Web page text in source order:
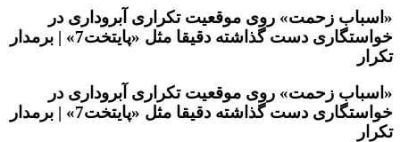
«اسباب زحمت» روی موقعیت تکراری آبروداری در
خواستگاری دست گذاشته دقیقا مثل «پایتخت7» | برمدار
تکرار
«اسباب زحمت» روی موقعیت تکراری آبروداری در
خواستگاری دست گذاشته دقیقا مثل «پایتخت7» | برمدار
تکرار